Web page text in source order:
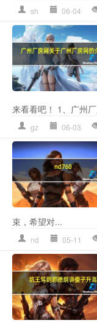
sh 06-04
来看看吧！ 1、广州
gz 06-03
束，希望对...
nd 05-11